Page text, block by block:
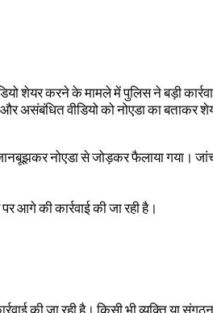
शेयर करने के मामले में पुलिस ने बड़ी
असंबंधित वीडियो को नोएडा का बताकर
नोएडा से जोड़कर फैलाया गया।
की कार्रवाई की जा रही है।
की जा रही है। किसी भी व्यक्ति या